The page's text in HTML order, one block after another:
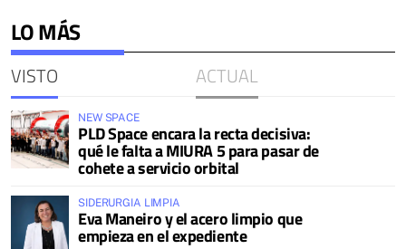
LO MÁS
VISTO ACTUAL
NEW SPACE
PLD Space encara la recta decisiva:
qué le falta a MIURA 5 para pasar de
cohete a servicio orbital
SIDERURGIA LIMPIA
Eva Maneiro y el acero limpio que
empieza en el expediente